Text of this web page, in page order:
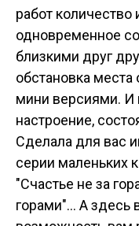
работ
одновременное
близкими друг
обстановка
мини версиями. И
настроение,
Сделала для вас
серии маленьких
"Счастье не за
горами"... А